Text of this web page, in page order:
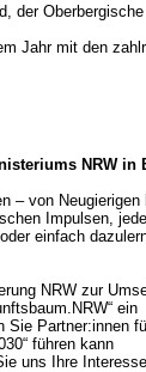
der
Jahr mit den
NRW in
– von Neugierigen
Impulsen,
einfach
NRW zur
ein
Sie Partner:innen
führen kann
uns Ihre